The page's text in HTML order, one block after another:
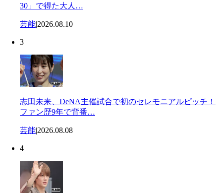
30」で得た大人…
芸能|2026.08.10
3
志田未来、DeNA主催試合で初のセレモニアルピッチ！
ファン歴9年で背番…
芸能|2026.08.08
4